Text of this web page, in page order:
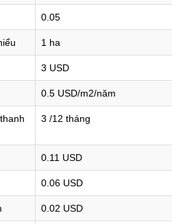
0.05
1 ha
3 USD
0.5 USD/m2/năm
3 /12 tháng
0.11 USD
0.06 USD
0.02 USD